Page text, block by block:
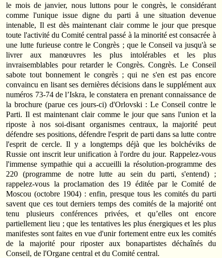
le mois de janvier, nous luttons pour le congrès, le considérant
comme l'unique issue digne du parti å une situation devenue
intenable, Il est dès maintenant clair comme le jour que presque
toute l'activité du Comité central passé à la minorité est consacrée à
une lutte furieuse contre le Congrès ; que le Conseil va jusqu'à se
livrer aux manœuvres les plus intolérables et les plus
invraisemblables pour retarder le Congrès. Congrès. Le Conseil
sabote tout bonnement le congrès ; qui ne s'en est pas encore
convaincu en lisant ses dernières décisions dans le supplément aux
numéros 73-74 de l’Iskra, le constatera en prenant connaissance de
la brochure (parue ces jours-ci) d'Orlovski : Le Conseil contre le
Parti. Il est maintenant clair comme le jour que sans l'union et la
riposte à nos soi-disant organismes centraux, la majorité peut
défendre ses positions, défendre l'esprit de parti dans sa lutte contre
l'esprit de cercle. Il y a longtemps déjà que les bolchéviks de
Russie ont inscrit leur unification à l'ordre du jour. Rappelez-vous
l'immense sympathie qui a accueilli la résolution-programme des
220 (programme de notre lutte au sein du parti, s'entend) ;
rappelez-vous la proclamation des 19 éditée par le Comité de
Moscou (octobre 1904) : enfin, presque tous les comités du parti
savent que ces tout derniers temps des comités de la majorité ont
tenu plusieurs conférences privées, et qu’elles ont encore
partiellement lieu ; que les tentatives les plus énergiques et les plus
manifestes sont faites en vue d'unir fortement entre eux les comités
de la majorité pour riposter aux bonapartistes déchaînés du
Conseil, de l'Organe central et du Comité central.